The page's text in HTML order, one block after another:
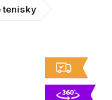
tenisky